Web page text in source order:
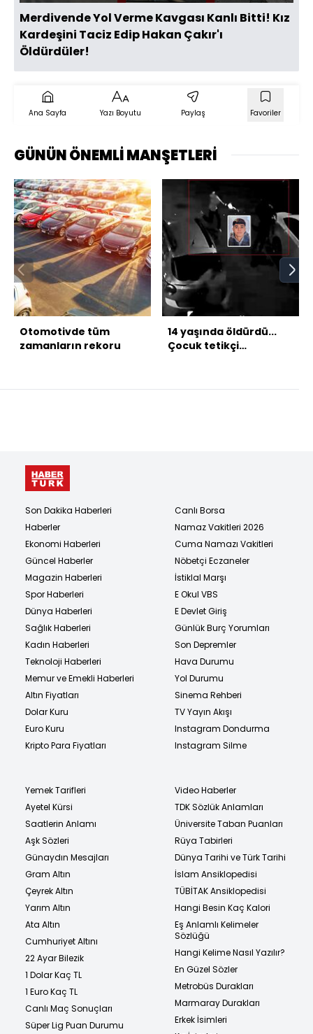
Merdivende Yol Verme Kavgası Kanlı Bitti! Kız
Kardeşini Taciz Edip Hakan Çakır'ı
Öldürdüler!
Ana Sayfa Yazı Boyutu Paylaş Favoriler
GÜNÜN ÖNEMLİ MANŞETLERİ
Otomotivde tüm
zamanların rekoru
14 yaşında öldürdü...
Çocuk tetikçi
Son Dakika Haberleri
Haberler
Ekonomi Haberleri
Güncel Haberler
Magazin Haberleri
Spor Haberleri
Dünya Haberleri
Sağlık Haberleri
Kadın Haberleri
Teknoloji Haberleri
Memur ve Emekli Haberleri
Altın Fiyatları
Dolar Kuru
Euro Kuru
Kripto Para Fiyatları
Canlı Borsa
Namaz Vakitleri 2026
Cuma Namazı Vakitleri
Nöbetçi Eczaneler
İstiklal Marşı
E Okul VBS
E Devlet Giriş
Günlük Burç Yorumları
Son Depremler
Hava Durumu
Yol Durumu
Sinema Rehberi
TV Yayın Akışı
Instagram Dondurma
Instagram Silme
Yemek Tarifleri
Ayetel Kürsi
Saatlerin Anlamı
Aşk Sözleri
Günaydın Mesajları
Gram Altın
Çeyrek Altın
Yarım Altın
Ata Altın
Cumhuriyet Altını
22 Ayar Bilezik
1 Dolar Kaç TL
1 Euro Kaç TL
Canlı Maç Sonuçları
Süper Lig Puan Durumu
Video Haberler
TDK Sözlük Anlamları
Üniversite Taban Puanları
Rüya Tabirleri
Dünya Tarihi ve Türk Tarihi
İslam Ansiklopedisi
TÜBİTAK Ansiklopedisi
Hangi Besin Kaç Kalori
Eş Anlamlı Kelimeler
Sözlüğü
Hangi Kelime Nasıl Yazılır?
En Güzel Sözler
Metrobüs Durakları
Marmaray Durakları
Erkek İsimleri